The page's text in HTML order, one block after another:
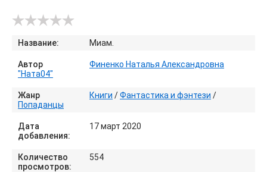
Название: Миам.
Автор
Финенко Наталья Александровна
"Ната04"
Жанр Книги /Фантастика и фэнтези /
Попаданцы
Дата
добавления:
17 март 2020
Количество
просмотров:
554